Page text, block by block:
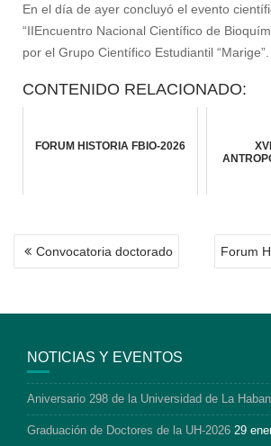
En el día de ayer concluyó el evento
“IIEncuentro Nacional Científico de
por el Grupo Científico Estudiantil “Marige”.
CONTENIDO RELACIONADO:
FORUM HISTORIA FBIO-2026
NAVEGACIÓN
DE
Convocatoria doctorado Forum
NOTICIAS Y EVENTOS
Aniversario 298 de la Universidad de La
Graduación de Doctores de la UH-2026 29